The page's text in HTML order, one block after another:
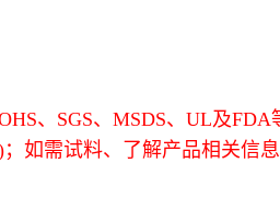
、SGS、MSDS、UL及
如需试料、了解产品相关信息